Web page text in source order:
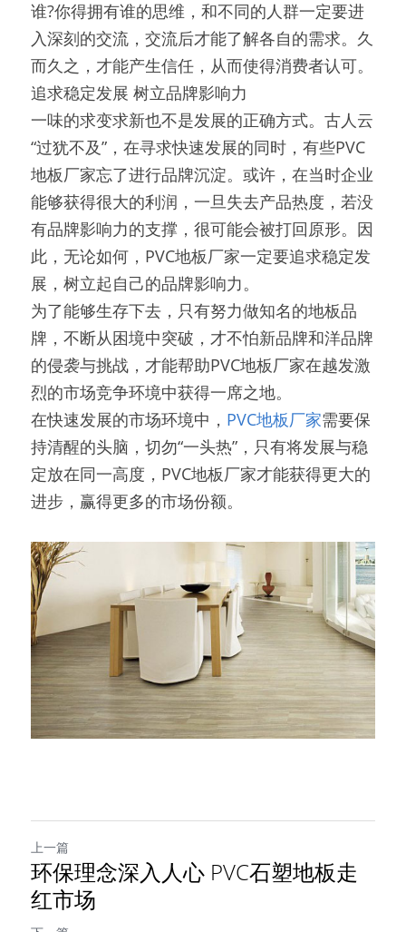
谁?你得拥有谁的思维，和不同的人群一定要进
入深刻的交流，交流后才能了解各自的需求。久
而久之，才能产生信任，从而使得消费者认可。
追求稳定发展 树立品牌影响力
一味的求变求新也不是发展的正确方式。古人云
“过犹不及”，在寻求快速发展的同时，有些PVC
地板厂家忘了进行品牌沉淀。或许，在当时企业
能够获得很大的利润，一旦失去产品热度，若没
有品牌影响力的支撑，很可能会被打回原形。因
此，无论如何，PVC地板厂家一定要追求稳定发
展，树立起自己的品牌影响力。
为了能够生存下去，只有努力做知名的地板品
牌，不断从困境中突破，才不怕新品牌和洋品牌
的侵袭与挑战，才能帮助PVC地板厂家在越发激
烈的市场竞争环境中获得一席之地。
在快速发展的市场环境中， PVC地板厂家需要保
持清醒的头脑，切勿“一头热”，只有将发展与稳
定放在同一高度，PVC地板厂家才能获得更大的
进步，赢得更多的市场份额。
上一篇
环保理念深入人心 PVC石塑地板走
红市场